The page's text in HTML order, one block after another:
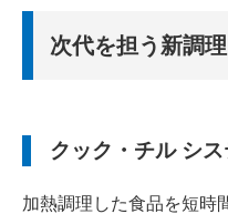
次代を担う新調
クック・チル シス
加熱調理した食品を短時